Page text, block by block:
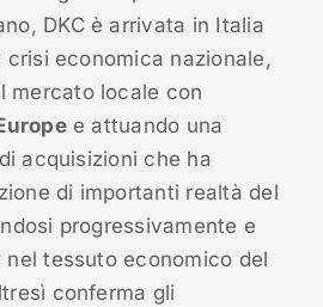
DKC è arrivata in Italia
economica nazionale,
mercato locale con
e attuando una
acquisizioni che ha
di importanti realtà del
progressivamente e
tessuto economico del
conferma gli